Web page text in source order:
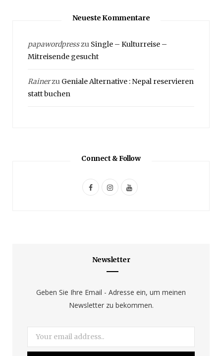
Neueste Kommentare
papawordpresszu Single – Kulturreise –
Mitreisende gesucht
Rainerzu Geniale Alternative : Nepal reservieren
statt buchen
Connect & Follow
F
k
I
a
g
r
a
Y
Newsletter
Geben Sie Ihre Email - Adresse ein, um meinen
Newsletter zu bekommen.